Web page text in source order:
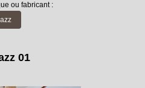
ou fabricant :
01